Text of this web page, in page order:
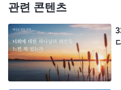
관련 콘텐츠